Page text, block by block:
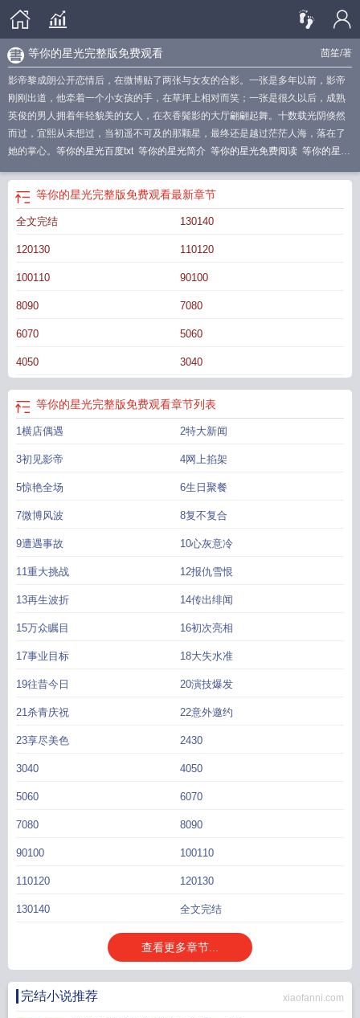
茴笙/著
等你的星光完整版免费观看
影帝黎成朗公开恋情后，在微博贴了两张与女友的合影。一张是多年以前，影帝
刚刚出道，他牵着一个小女孩的手，在草坪上相对而笑；一张是很久以后，成熟
英俊的男人拥着年轻貌美的女人，在衣香鬓影的大厅翩翩起舞。十数载光阴倏然
而过，宜熙从未想过，当初遥不可及的那颗星，最终还是越过茫茫人海，落在了
她的掌心。 等你的星光百度txt 等你的星光简介 等你的星光免费阅读 等你的星光
等你的星光by茴笙txt 等你的星光 茴笙 等你的星光茴笙txt
你的星光完整版免费观看
及等你的星光txt 等你的星光茴笙百度
你的星光番外
等你的星光晋江
的星光讲了什么
等你的星光完整版免费观看最新章节
全文完结 130140
120130 110120
100110 90100
8090 7080
6070 5060
4050 3040
等你的星光完整版免费观看章节列表
1横店偶遇 2特大新闻
3初见影帝 4网上掐架
5惊艳全场 6生日聚餐
7微博风波 8复不复合
9遭遇事故 10心灰意冷
11重大挑战 12报仇雪恨
13再生波折 14传出绯闻
15万众瞩目 16初次亮相
17事业目标 18大失水准
19往昔今日 20演技爆发
21杀青庆祝 22意外邀约
23享尽美色 2430
3040 4050
5060 6070
7080 8090
90100 100110
110120 120130
130140 全文完结
查看更多章节...
完结小说推荐 xiaofanni.com